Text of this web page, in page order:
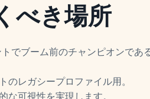
べき場所
でブーム前のチャンピオンであ
のレガシープロファイル用。
な可視性を実現します。